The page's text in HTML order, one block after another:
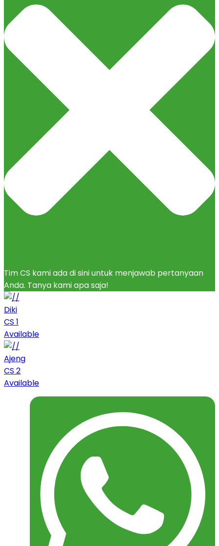
Tim CS kami ada di sini untuk menjawab pertanyaan
Anda. Tanya kami apa saja!
Diki
CS 1
Available
Ajeng
CS 2
Available